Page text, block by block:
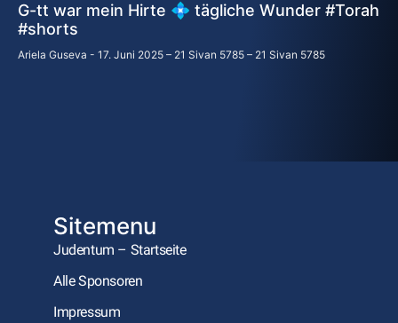
G-tt war mein Hirte 💠 tägliche Wunder #Torah
#shorts
Ariela Guseva 17. Juni 2025 – 21 Sivan 5785 – 21 Sivan 5785
Sitemenu
Judentum – Startseite
Alle Sponsoren
Impressum